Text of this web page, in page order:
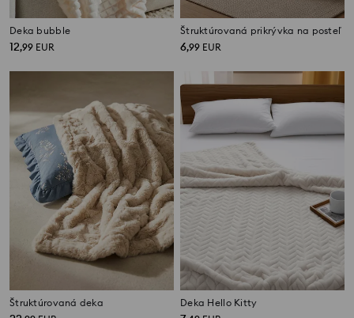
Deka bubble
12,99 EUR
Štruktúrovaná prikrývka na posteľ
6,99 EUR
Štruktúrovaná deka Deka Hello Kitty